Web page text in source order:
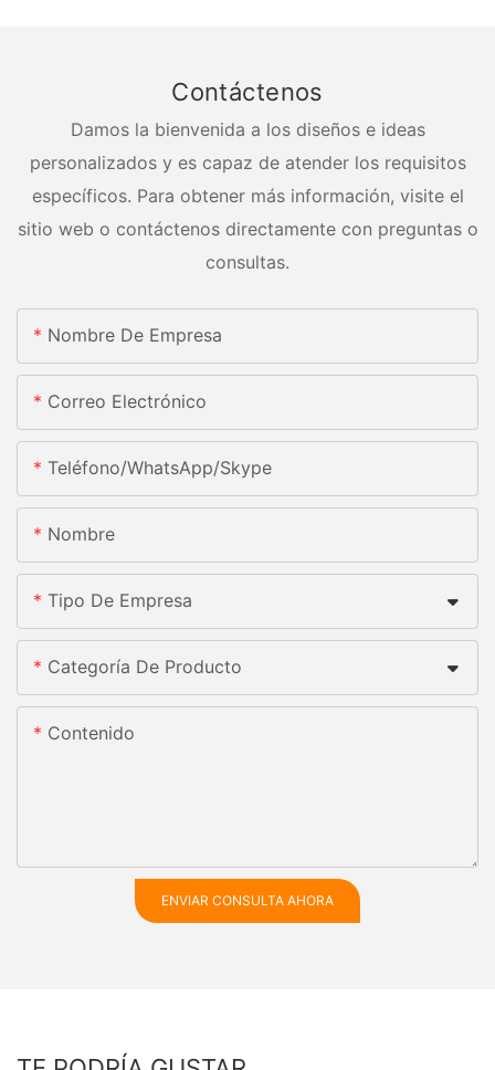
Contáctenos
Damos la bienvenida a los diseños e ideas
personalizados y es capaz de atender los requisitos
específicos. Para obtener más información, visite el
sitio web o contáctenos directamente con preguntas o
consultas.
Nombre De Empresa
Correo Electrónico
Teléfono/WhatsApp/Skype
Nombre
Tipo De Empresa
Categoría De Producto
Contenido
ENVIAR CONSULTA AHORA